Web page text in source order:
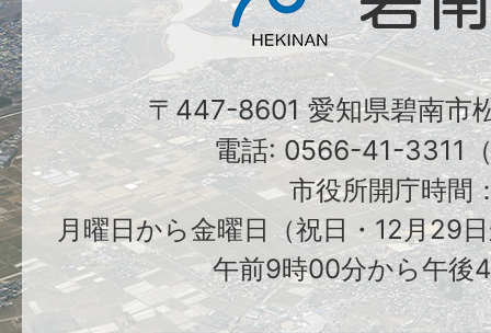
〒447-8601 愛知県碧南市
電話: 0566-41-3311
市役所開庁時間
月曜日から金曜日（祝日・12月29
午前9時00分から午後